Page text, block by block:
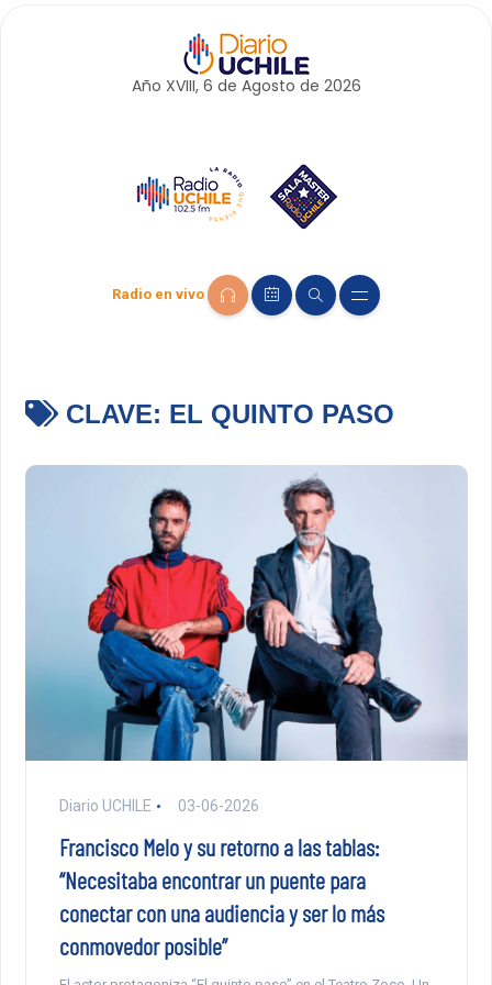
Año XVIII, 6 de Agosto de 2026
Radio en vivo
CLAVE: EL QUINTO PASO
Diario UCHILE 03-06-2026
Francisco Melo y su retorno a las tablas:
“Necesitaba encontrar un puente para
conectar con una audiencia y ser lo más
conmovedor posible”